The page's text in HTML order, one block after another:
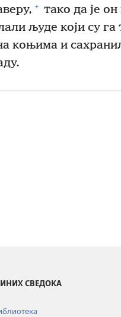
+ тако да је
људе који су
коњима и
СВЕДОКА